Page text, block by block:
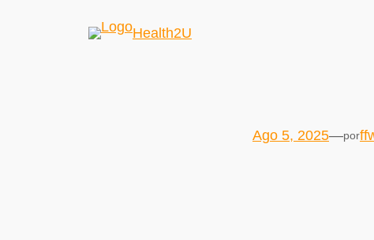
Health2U
Ago 5, 2025—por